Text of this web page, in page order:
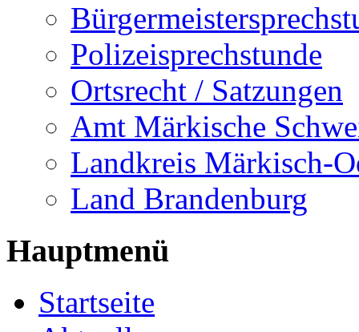
Polizeisprechstunde
Ortsrecht / Satzungen
Amt Märkische
Landkreis Märkisch-
Land Brandenburg
Hauptmenü
Startseite